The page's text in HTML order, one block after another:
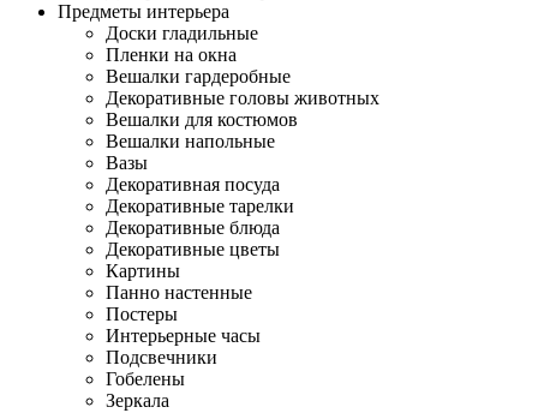
Предметы интерьера
Доски гладильные
Пленки на окна
Вешалки гардеробные
Декоративные головы животных
Вешалки для костюмов
Вешалки напольные
Вазы
Декоративная посуда
Декоративные тарелки
Декоративные блюда
Декоративные цветы
Картины
Панно настенные
Постеры
Интерьерные часы
Подсвечники
Гобелены
Зеркала